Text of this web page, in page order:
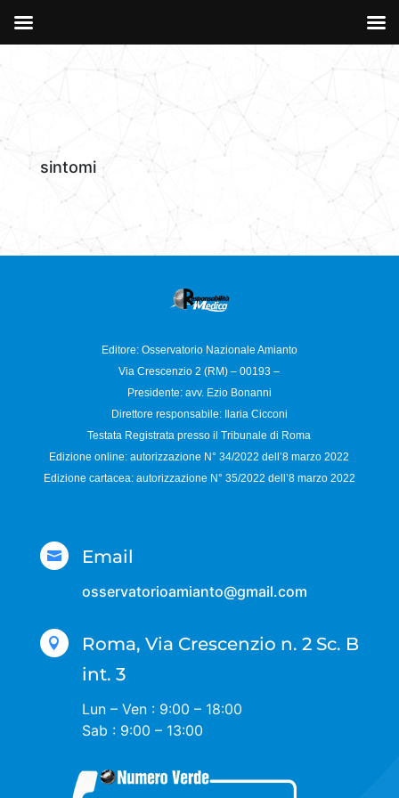
sintomi
Editore: Osservatorio Nazionale Amianto
Via Crescenzio 2 (RM) – 00193 –
Presidente: avv. Ezio Bonanni
Direttore responsabile:
Ilaria Cicconi
Testata Registrata presso il Tribunale di Roma
Edizione online: autorizzazione N°34/2022 dell’8 marzo 2022
Edizione cartacea: autorizzazione N° 35/2022 dell’8 marzo 2022
 Email
osservatorioamianto@gmail.com

Roma, Via Crescenzio n. 2 Sc. B
int. 3
Lun – Ven : 9:00 – 18:00
Sab : 9:00 – 13:00